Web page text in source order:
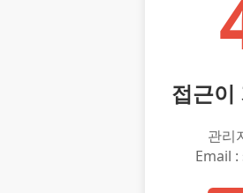
접근이
관리
Email